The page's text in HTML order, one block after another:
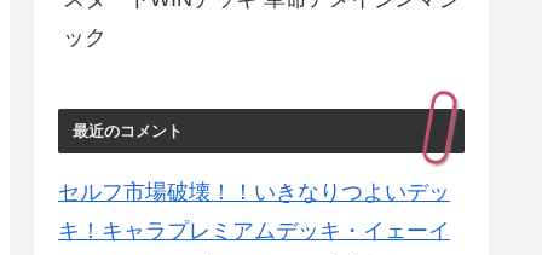
ック
最近のコメント
セルフ市場破壊！！いきなりつよいデッ
キ！キャラプレミアムデッキ・イェーイ